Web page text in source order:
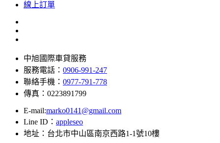
線上訂單
中旭國際車貸服務
服務電話： 0906-991-247
聯絡手機： 0977-791-778
傳真：0223891799
E-mail:marko0141@gmail.com
Line ID： appleseo
地址：台北市中山區南京西路1-1號10樓